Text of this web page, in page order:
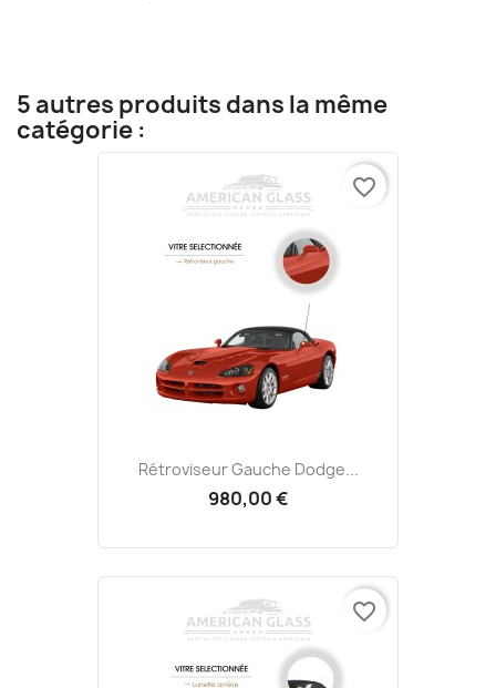
5 autres produits dans la même
catégorie :
Rétroviseur Gauche Dodge...
980,00 €
favorite_border
favorite_border